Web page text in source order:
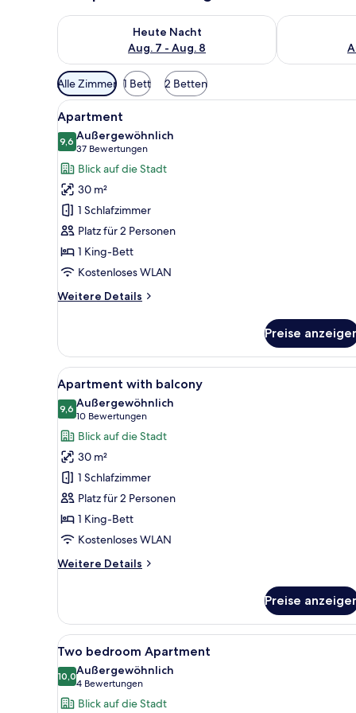
Heute Nacht
Aug. 7 - Aug. 8
Überprüfe die Verfügbarkeit für heute Nacht, Aug. 7
Überprüfe
Verfügbare
Filter
für
Zimmer
Alle Zimmer 1 Bett 2 Betten
Alle
Fotos
für
Apartment
anzeigen
Ein modernes Hotelzimmer
5
Apartment
9,69,6 von 10
Außergewöhnlich
37 Bewertungen
(37
Bewertungen)
Blick auf die Stadt
30 m²
1 Schlafzimmer
Platz für 2 Personen
1 King-Bett
Kostenloses WLAN
Weitere Details
Weitere
Preise
Alle
Fotos
für
Apartment
with
balcony
anzeigen
Ein modernes Hotelzimmer
6
Apartment with balcony
9,69,6 von 10
Außergewöhnlich
10 Bewertungen
(10
Bewertungen)
Blick auf die Stadt
30 m²
1 Schlafzimmer
Platz für 2 Personen
1 King-Bett
Kostenloses WLAN
Weitere Details
Weitere
with
balcony
Preise
Alle
Fotos
für
Two
Ein modernes Wohnzimmer
17
Two bedroom Apartment
10,010,0 von 10
Außergewöhnlich
4 Bewertungen
(4
Bewertungen)
Blick auf die Stadt